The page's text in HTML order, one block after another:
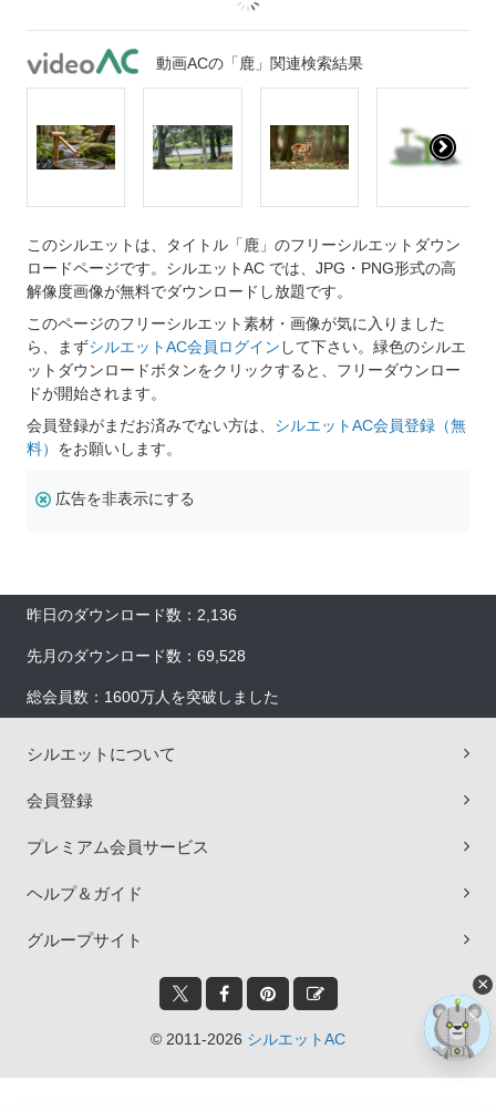
動画ACの「鹿」関連検索結果
このシルエットは、タイトル「鹿」のフリーシルエットダウン
ロードページです。シルエットAC では、JPG・PNG形式の高
解像度画像が無料でダウンロードし放題です。
このページのフリーシルエット素材・画像が気に入りました
ら、まずシルエットAC会員ログイン して下さい。緑色のシルエ
ットダウンロードボタンをクリックすると、フリーダウンロー
ドが開始されます。
会員登録がまだお済みでない方は、 シルエットAC会員登録（無
料） をお願いします。
広告を非表示にする
昨日のダウンロード数：2,136
先月のダウンロード数：69,528
総会員数：1600万人を突破しました
シルエットについて
会員登録
プレミアム会員サービス
ヘルプ＆ガイド
グループサイト
© 2011-2026 シルエットAC
×